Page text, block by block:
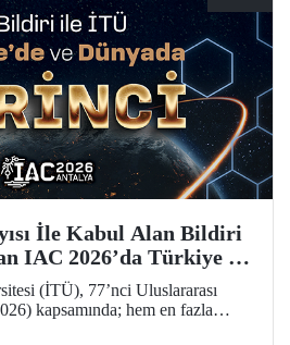
İle Kabul Alan Bildiri
IAC 2026’da Türkiye ve
(İTÜ), 77’nci Uluslararası
kapsamında; hem en fazla